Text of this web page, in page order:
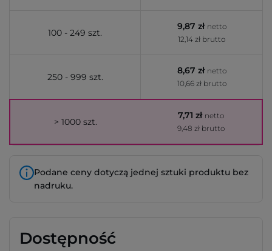
100 - 249 szt.
9,87 zł netto
12,14 zł brutto
250 - 999 szt.
8,67 zł netto
10,66 zł brutto
> 1000 szt.
7,71 zł netto
9,48 zł brutto
Podane ceny dotyczą jednej sztuki produktu bez
nadruku.
Dostępność